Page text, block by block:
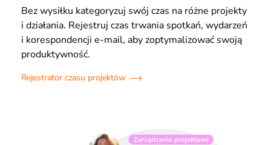
Bez wysiłku kategoryzuj swój czas na różne projekty
i działania. Rejestruj czas trwania spotkań, wydarzeń
i korespondencji e-mail, aby zoptymalizować swoją
produktywność.
Rejestrator czasu projektów